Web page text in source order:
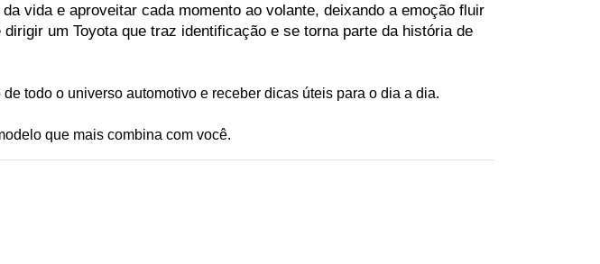
vida e aproveitar cada momento ao volante, deixando a emoção fluir
um Toyota que traz identificação e se torna parte da história de
de todo o universo automotivo e receber dicas úteis para o dia a dia.
que mais combina com você.